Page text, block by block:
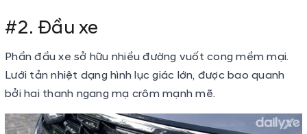
#2. Đầu xe
Phần đầu xe sở hữu nhiều đường vuốt cong mềm mại.
Lưới tản nhiệt dạng hình lục giác lớn, được bao quanh
bởi hai thanh ngang mạ crôm mạnh mẽ.